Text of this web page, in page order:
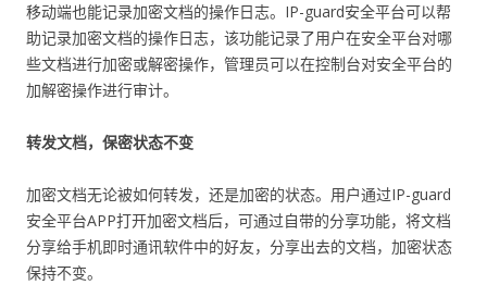
移动端也能记录加密文档的操作日志。IP-guard安全平台可以帮
助记录加密文档的操作日志，该功能记录了用户在安全平台对哪
些文档进行加密或解密操作，管理员可以在控制台对安全平台的
加解密操作进行审计。
转发文档，保密状态不变
加密文档无论被如何转发，还是加密的状态。用户通过IP-guard
安全平台APP打开加密文档后，可通过自带的分享功能，将文档
分享给手机即时通讯软件中的好友，分享出去的文档，加密状态
保持不变。